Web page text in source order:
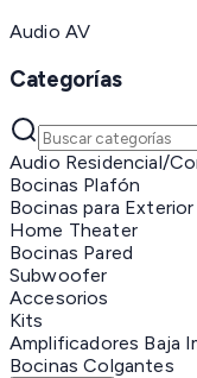
Audio AV
Categorías
Audio Residencial/
Bocinas Plafón
Bocinas para Exterior
Home Theater
Bocinas Pared
Subwoofer
Accesorios
Kits
Amplificadores Baja
Bocinas Colgantes